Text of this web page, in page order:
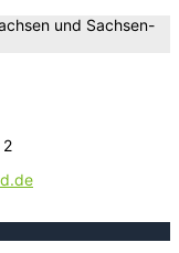
und Sachsen-
2